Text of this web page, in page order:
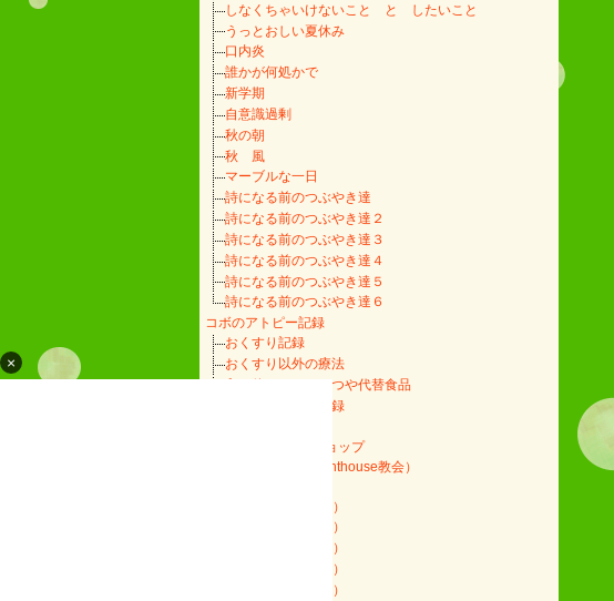
×
しなくちゃいけないこと と したいこと
うっとおしい夏休み
口内炎
誰かが何処かで
新学期
自意識過剰
秋の朝
秋 風
マーブルな一日
詩になる前のつぶやき達
詩になる前のつぶやき達２
詩になる前のつぶやき達３
詩になる前のつぶやき達４
詩になる前のつぶやき達５
詩になる前のつぶやき達６
コボのアトピー記録
おくすり記録
おくすり以外の療法
卵を使わないおやつや代替食品
じーのアトピー記録
おすすめのネットショップ
証し（'04.5.16 in Lighthouse教会）
１（No.700～793）
２（No.600～699）
３（No.506～599）
４（No.400～505）
５（No.300～399）